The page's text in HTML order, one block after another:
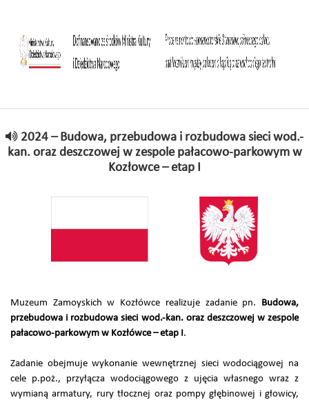
2024 – Budowa, przebudowa i rozbudowa sieci wod.-
kan. oraz deszczowej w zespole pałacowo-parkowym w
Kozłowce – etap I
Muzeum Zamoyskich w Kozłówce realizuje zadanie pn. Budowa,
przebudowa i rozbudowa sieci wod.-kan. oraz deszczowej w zespole
pałacowo-parkowym w Kozłówce – etap I.
Zadanie obejmuje wykonanie wewnętrznej sieci wodociągowej na
cele p.poż., przyłącza wodociągowego z ujęcia własnego wraz z
wymianą armatury, rury tłocznej oraz pompy głębinowej i głowicy,